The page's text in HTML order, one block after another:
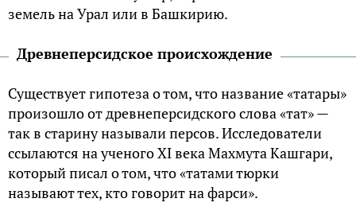
земель на Урал или в Башкирию.
Древнеперсидское происхождение
Существует гипотеза о том, что название «татары»
произошло от древнеперсидского слова «тат» —
так в старину называли персов. Исследователи
ссылаются на ученого XI века Махмута Кашгари,
который писал о том, что «татами тюрки
называют тех, кто говорит на фарси».